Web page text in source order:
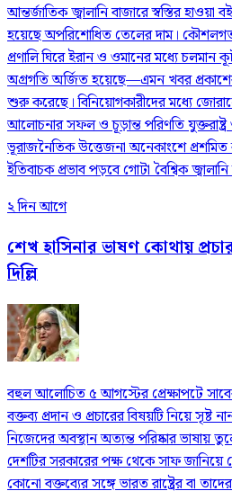
আন্তর্জাতিক জ্বালানি বাজারে স্বস্তির হাওয়া
হয়েছে অপরিশোধিত তেলের দাম।
প্রণালি ঘিরে ইরান ও ওমানের মধ্যে
অগ্রগতি অর্জিত হয়েছে—এমন খবর প্রকাশের
শুরু করেছে। বিনিয়োগকারীদের মধ্যে
আলোচনার সফল ও চূড়ান্ত পরিণতি যুক্তরাষ্ট্র
ভূরাজনৈতিক উত্তেজনা অনেকাংশে প্রশমিত
ইতিবাচক প্রভাব পড়বে গোটা বৈশ্বিক
২ দিন আগে
শেখ হাসিনার ভাষণ কোথায়
দিল্লি
বহুল আলোচিত ৫ আগস্টের প্রেক্ষাপটে সাবেক
বক্তব্য প্রদান ও প্রচারের বিষয়টি নিয়ে সৃষ্ট
নিজেদের অবস্থান অত্যন্ত পরিষ্কার ভাষায়
দেশটির সরকারের পক্ষ থেকে সাফ
কোনো বক্তব্যের সঙ্গে ভারত রাষ্ট্রের বা